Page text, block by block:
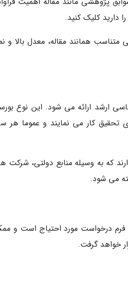
دارید کلیک کنید.
متناسب همانند مقاله، معدل بالا و
ارشد ارائه می شود. این نوع
کار می نمایند و عموما هر
که به وسیله منابع دولتی، شرکت
فرم درخواست مورد احتیاج است و
خواهد گرفت.